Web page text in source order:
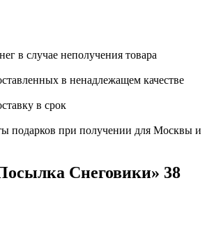
в случае неполучения товара
в ненадлежащем качестве
в срок
подарков при получении для Москвы и
Снеговики» 38